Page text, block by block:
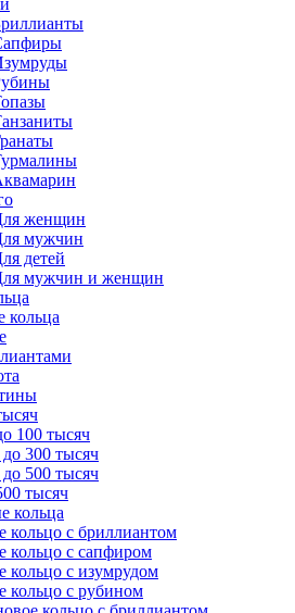
женщин
мужчин
детей
мужчин и женщин
кольца
100 тысяч
300 тысяч
500 тысяч
тысяч
кольца
кольцо с бриллиантом
кольцо с сапфиром
кольцо с изумрудом
кольцо с рубином